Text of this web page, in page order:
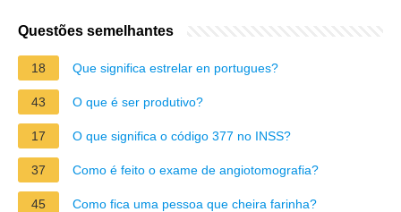
Questões semelhantes
18 Que significa estrelar en portugues?
43 O que é ser produtivo?
17 O que significa o código 377 no INSS?
37 Como é feito o exame de angiotomografia?
45 Como fica uma pessoa que cheira farinha?